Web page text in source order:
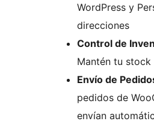
WordPress y
direcciones
Control de
Mantén tu
Envío de
pedidos de
envían